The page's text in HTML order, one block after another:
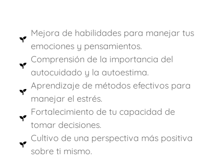
Mejora de habilidades para manejar tus
emociones y pensamientos.
Comprensión de la importancia del
autocuidado y la autoestima.
Aprendizaje de métodos efectivos para
manejar el estrés.
Fortalecimiento de tu capacidad de
tomar decisiones.
Cultivo de una perspectiva más positiva
sobre ti mismo.